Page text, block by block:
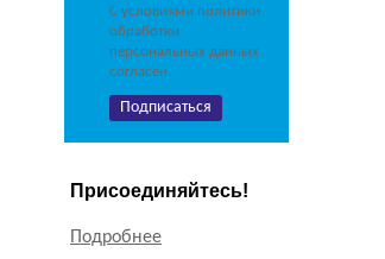
С условиями политики
обработки
персональных данных
согласен.
Присоединяйтесь!
Подробнее